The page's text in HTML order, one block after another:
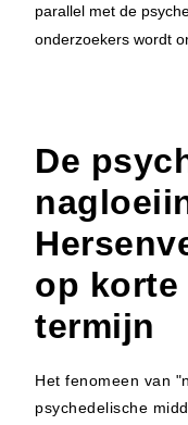
parallel met de
onderzoekers wordt
De
op korte
termijn
Het fenomeen van
psychedelische